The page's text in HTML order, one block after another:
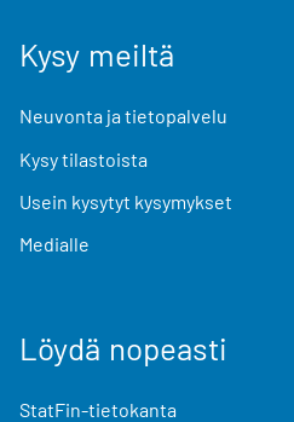
Kysy meiltä
Neuvonta ja tietopalvelu
Kysy tilastoista
Usein kysytyt kysymykset
Medialle
Löydä nopeasti
StatFin-tietokanta